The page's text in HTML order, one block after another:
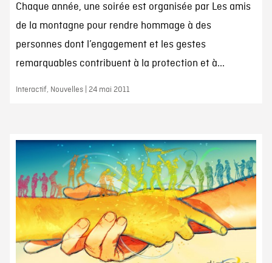
Chaque année, une soirée est organisée par Les amis
de la montagne pour rendre hommage à des
personnes dont l’engagement et les gestes
remarquables contribuent à la protection et à...
Interactif, Nouvelles | 24 mai 2011